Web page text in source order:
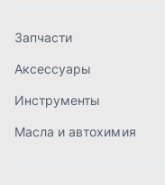
Контакты
order@mteh74.ru